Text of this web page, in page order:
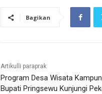
Bagikan
Artikulli paraprak
Program Desa Wisata
Bupati Pringsewu Kunjungi